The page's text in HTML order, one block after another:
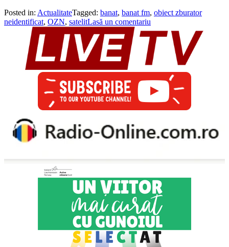
Posted in: ActualitateTagged: banat, banat fm, obiect zburator
neidentificat, OZN, satelitLasă un comentariu